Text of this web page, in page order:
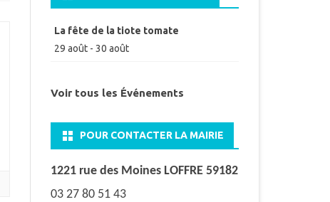
La fête de la tiote tomate
29 août- 30 août
Voir tous les Événements
POUR CONTACTER LA MAIRIE
1221 rue des Moines LOFFRE 59182
03 27 80 51 43